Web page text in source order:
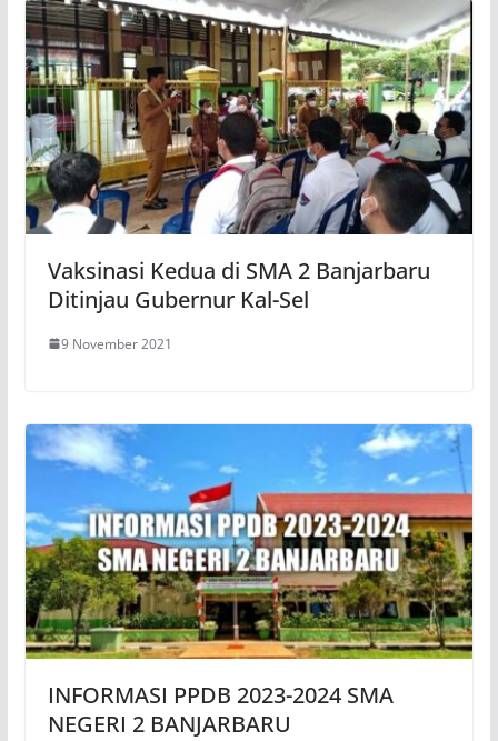
Vaksinasi Kedua di SMA 2 Banjarbaru
Ditinjau Gubernur Kal-Sel
9 November 2021
INFORMASI PPDB 2023-2024 SMA
NEGERI 2 BANJARBARU